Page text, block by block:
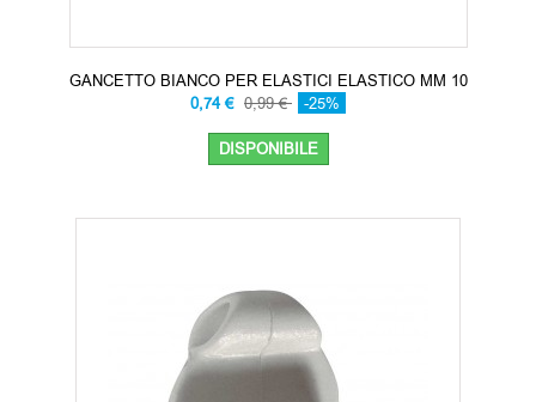
GANCETTO BIANCO PER ELASTICI ELASTICO MM 10
0,74 € 0,99 € -25%
DISPONIBILE